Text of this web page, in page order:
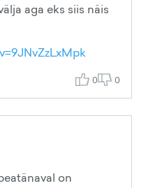
aga eks siis näis
0 0
on